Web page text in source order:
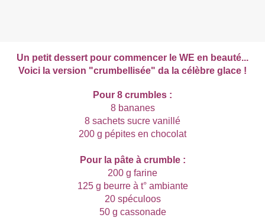
Un petit dessert pour commencer le WE en beauté...
Voici la version "crumbellisée" da la célèbre glace !
Pour 8 crumbles :
8 bananes
8 sachets sucre vanillé
200 g pépites en chocolat
Pour la pâte à crumble :
200 g farine
125 g beurre à t° ambiante
20 spéculoos
50 g cassonade